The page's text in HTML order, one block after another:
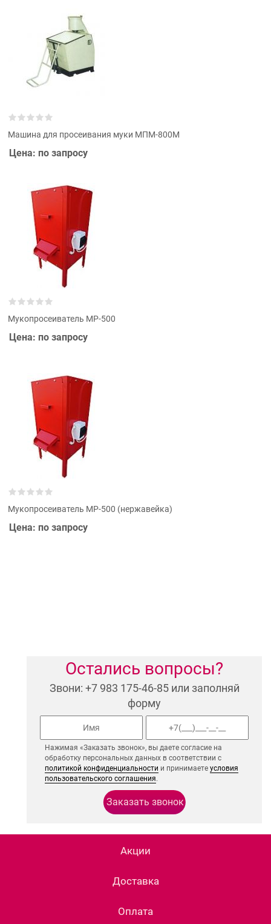
Машина для просеивания муки МПМ-800М
Цена: по запросу
Мукопросеиватель MP-500
Цена: по запросу
Мукопросеиватель MP-500 (нержавейка)
Цена: по запросу
Остались вопросы?
Звони: +7 983 175-46-85 или заполняй
форму
Нажимая «Заказать звонок», вы даете согласие на
обработку персональных данных в соответствии с
политикой конфиденциальности и принимаетеусловия
пользовательского соглашения.
Акции
Доставка
Оплата